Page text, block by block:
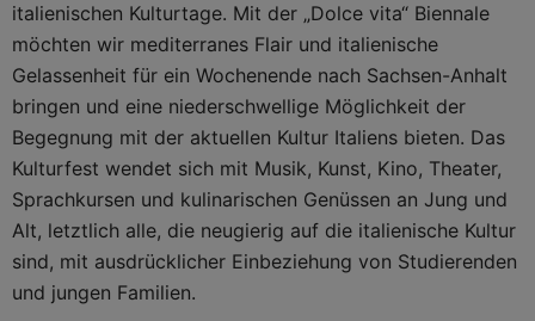
italienischen Kulturtage. Mit der „Dolce vita“ Biennale
möchten wir mediterranes Flair und italienische
Gelassenheit für ein Wochenende nach Sachsen-Anhalt
bringen und eine niederschwellige Möglichkeit der
Begegnung mit der aktuellen Kultur Italiens bieten. Das
Kulturfest wendet sich mit Musik, Kunst, Kino, Theater,
Sprachkursen und kulinarischen Genüssen an Jung und
Alt, letztlich alle, die neugierig auf die italienische Kultur
sind, mit ausdrücklicher Einbeziehung von Studierenden
und jungen Familien.